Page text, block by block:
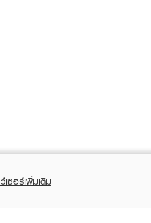
เซอร์เพิ่มเติม